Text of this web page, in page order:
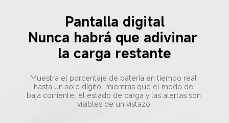
Pantalla digital
Nunca habrá que adivinar
la carga restante
Muestra el porcentaje de batería en tiempo real
hasta un solo dígito, mientras que el modo de
baja corriente, el estado de carga y las alertas son
visibles de un vistazo.